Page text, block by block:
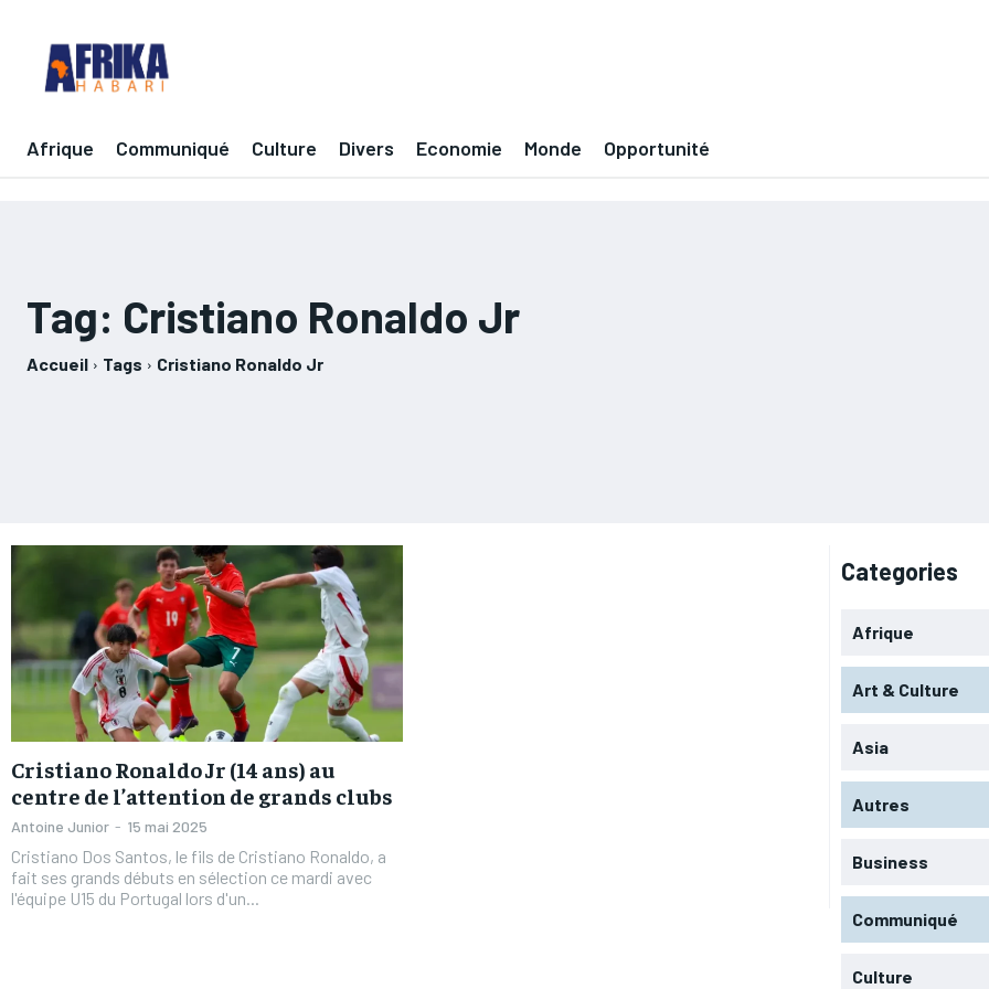
Afrique Communiqué Culture Divers Economie Monde Opportunité
Tag: Cristiano Ronaldo Jr
Accueil Tags Cristiano Ronaldo Jr
Cristiano Ronaldo Jr (14 ans) au
centre de l’attention de grands clubs
Antoine Junior - 15 mai 2025
Cristiano Dos Santos, le fils de Cristiano Ronaldo, a
fait ses grands débuts en sélection ce mardi avec
l'équipe U15 du Portugal lors d'un...
Categories
Afrique
Art & Culture
Asia
Autres
Business
Communiqué
Culture